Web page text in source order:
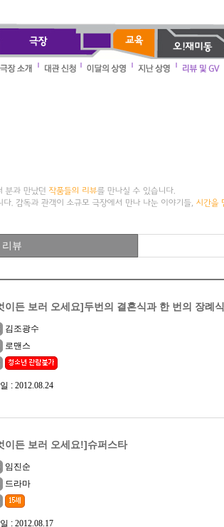
리뷰
이든 보러 오세요]두번의 결혼식과 한 번의 장례식
김조광수
로맨스
: 2012.08.24
이든 보러 오세요!]슈퍼스타
임진순
드라마
: 2012.08.17